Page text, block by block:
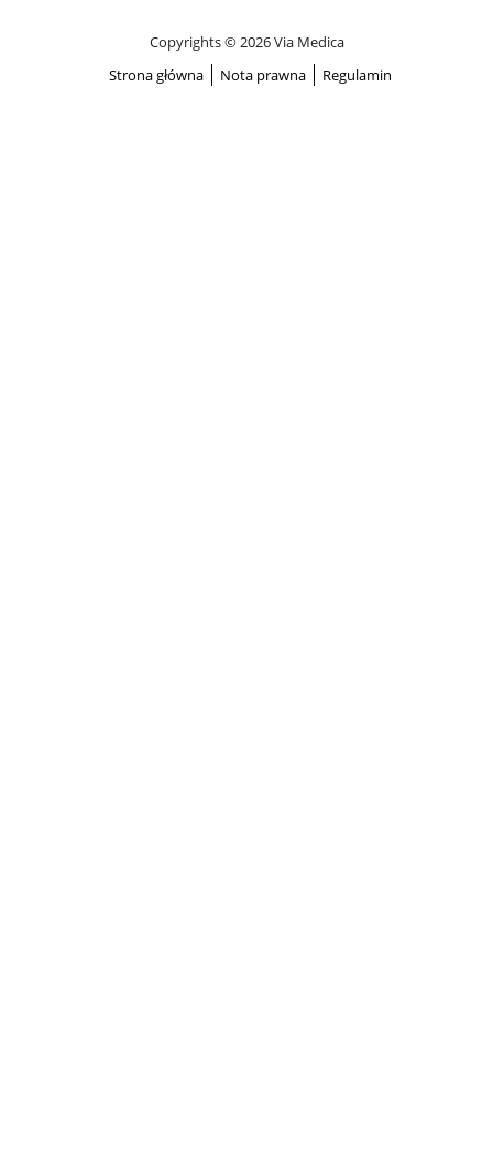
Copyrights © 2026 Via Medica
Strona główna
Nota prawna Regulamin